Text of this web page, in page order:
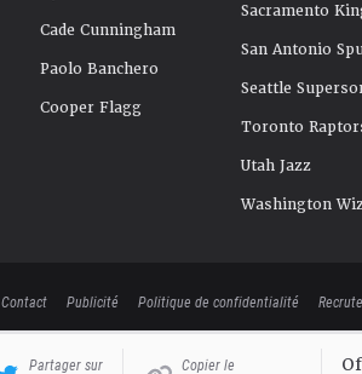
Cade Cunningham
Paolo Banchero
Cooper Flagg
Sacramento
San Antonio
Seattle
Toronto
Utah Jazz
Washington
Contact Publicité Politique de confidentialité
Partager sur Copier le